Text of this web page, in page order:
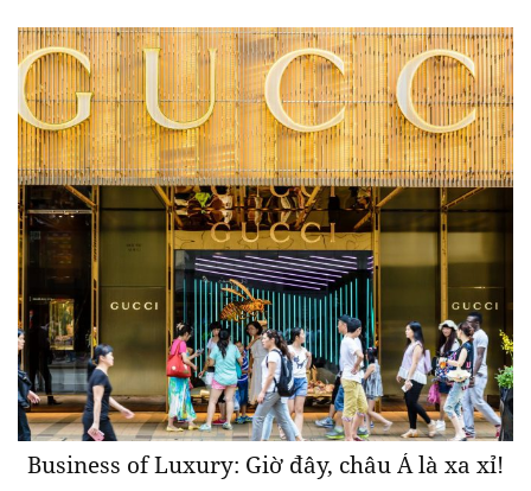
Business of Luxury: Giờ đây, châu Á là xa xỉ!